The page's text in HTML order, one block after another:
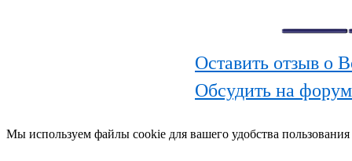
Оставить отзыв о
Обсудить на
Мы используем файлы cookie для вашего удобства